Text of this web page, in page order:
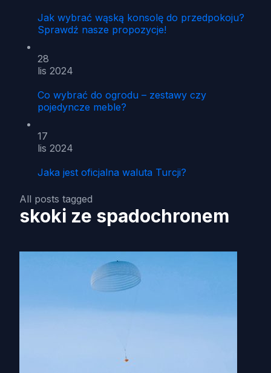
Jak wybrać wąską konsolę do przedpokoju?
Sprawdź nasze propozycje!
28
lis 2024
Co wybrać do ogrodu – zestawy czy
pojedyncze meble?
17
lis 2024
Jaka jest oficjalna waluta Turcji?
All posts tagged
skoki ze spadochronem